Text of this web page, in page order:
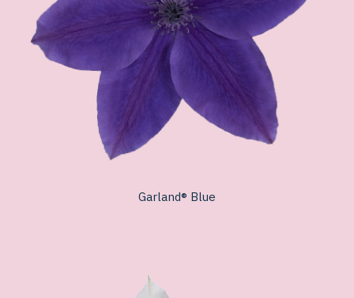
Garland® Blue